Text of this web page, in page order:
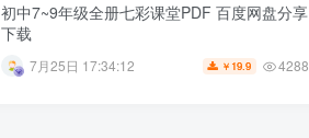
初中7~9年级全册七彩课堂PDF 百度网盘分享
下载
7月25日 17:34:12 ￥ 19.9 4288